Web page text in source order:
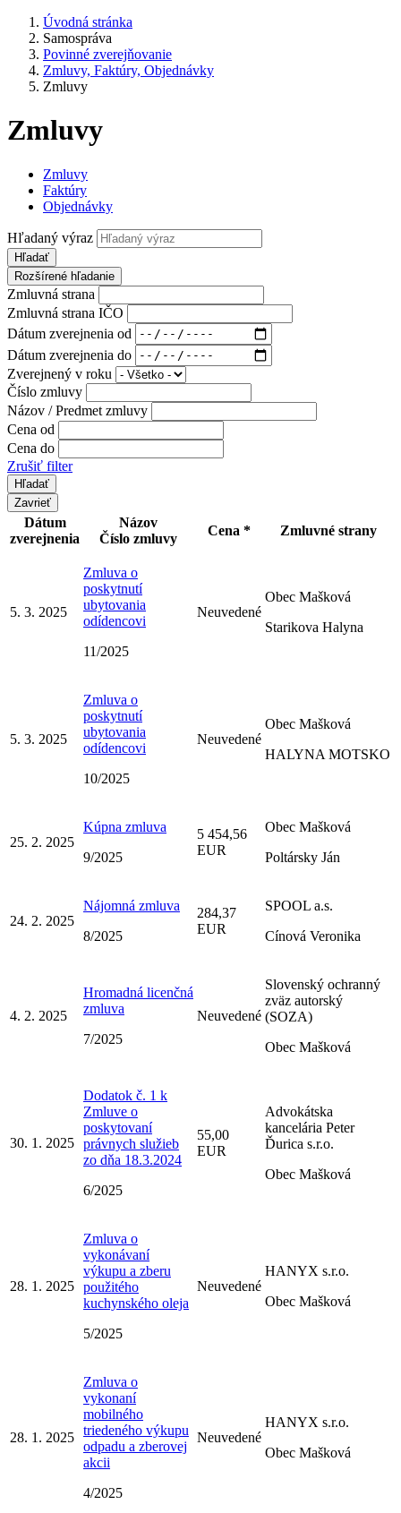
Úvodná stránka
Samospráva
Povinné zverejňovanie
Zmluvy, Faktúry, Objednávky
Zmluvy
Zmluvy
Zmluvy
Faktúry
Objednávky
Hľadaný výraz
Hľadať
Rozšírené hľadanie
Zmluvná strana
Zmluvná strana IČO
Dátum zverejnenia od
Dátum zverejnenia do
Zverejnený v roku
Číslo zmluvy
Názov / Predmet zmluvy
Cena od
Cena do
Zrušiť filter
Zavrieť
Dátum
zverejnenia
Názov
Číslo zmluvy
Cena * Zmluvné strany
5. 3. 2025
Zmluva o
poskytnutí
ubytovania
odídencovi
11/2025
Neuvedené
Obec Mašková
Starikova Halyna
5. 3. 2025
Zmluva o
poskytnutí
ubytovania
odídencovi
10/2025
Neuvedené
Obec Mašková
HALYNA MOTSKO
25. 2. 2025
Kúpna zmluva
9/2025
5 454,56
EUR
Obec Mašková
Poltársky Ján
24. 2. 2025
Nájomná zmluva
8/2025
284,37
EUR
SPOOL a.s.
Cínová Veronika
4. 2. 2025
Hromadná licenčná
zmluva
7/2025
Neuvedené
Slovenský ochranný
zväz autorský
(SOZA)
Obec Mašková
30. 1. 2025
Dodatok č. 1 k
Zmluve o
poskytovaní
právnych služieb
zo dňa 18.3.2024
6/2025
55,00
EUR
Advokátska
kancelária Peter
Ďurica s.r.o.
Obec Mašková
28. 1. 2025
Zmluva o
vykonávaní
výkupu a zberu
použitého
kuchynského oleja
5/2025
Neuvedené
HANYX s.r.o.
Obec Mašková
28. 1. 2025
Zmluva o
vykonaní
mobilného
triedeného výkupu
odpadu a zberovej
akcii
4/2025
Neuvedené
HANYX s.r.o.
Obec Mašková